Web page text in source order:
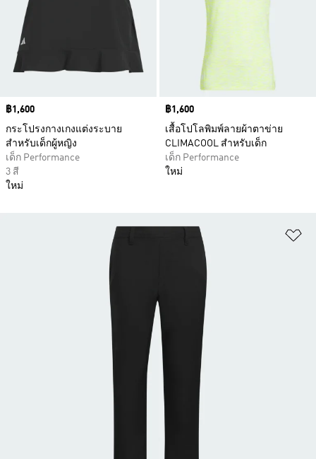
Price
฿1,600
กระโปรงกางเกงแต่งระบาย
สำหรับเด็กผู้หญิง
เด็ก Performance
3 สี
ใหม่
Price
฿1,600
เสื้อโปโลพิมพ์ลายผ้าตาข่าย
CLIMACOOL สำหรับเด็ก
เด็ก Performance
ใหม่